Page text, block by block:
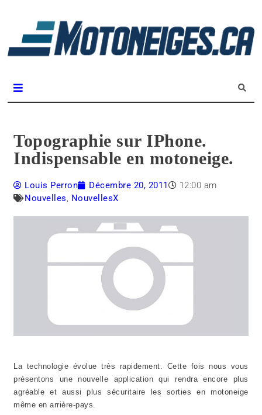
Topographie sur IPhone.
Indispensable en motoneige.
Louis Perron Décembre 20, 2011
12:00 am
Nouvelles, NouvellesX
La technologie évolue très rapidement. Cette fois nous vous
présentons une nouvelle application qui rendra encore plus
agréable et aussi plus sécuritaire les sorties en motoneige
même en arrière-pays.